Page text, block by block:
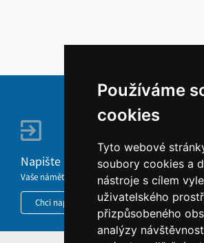
Používáme
cookies
Tyto webové
soubory cookies a
nástroje s cílem
uživatelského
přizpůsobeného
analýzy
Napište nám
Vaše náměty, komentáře, připomínky a dotazy
Chci napsat MKČR